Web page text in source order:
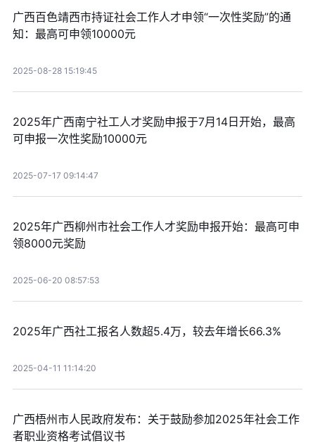
广西百色靖西市持证社会工作人才申领“一次性奖励”的通
知：最高可申领10000元
2025-08-28 15:19:45
2025年广西南宁社工人才奖励申报于7月14日开始，最高
可申报一次性奖励10000元
2025-07-17 09:14:47
2025年广西柳州市社会工作人才奖励申报开始：最高可申
领8000元奖励
2025-06-20 08:57:53
2025年广西社工报名人数超5.4万，较去年增长66.3%
2025-04-11 11:14:20
广西梧州市人民政府发布：关于鼓励参加2025年社会工作
者职业资格考试倡议书